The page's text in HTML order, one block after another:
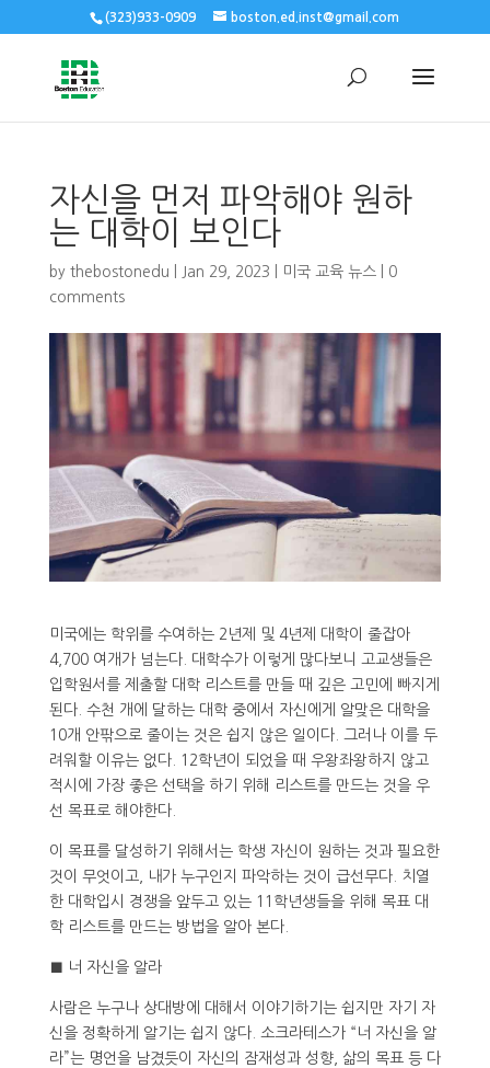
(323)933-0909 boston.ed.inst@gmail.com
자신을 먼저 파악해야 원하
는 대학이 보인다
by thebostonedu Jan 29, 2023 미국 교육 뉴스| 0
comments
미국에는 학위를 수여하는 2년제 및 4년제 대학이 줄잡아
4,700 여개가 넘는다. 대학수가 이렇게 많다보니 고교생들은
입학원서를 제출할 대학 리스트를 만들 때 깊은 고민에 빠지게
된다. 수천 개에 달하는 대학 중에서 자신에게 알맞은 대학을
10개 안팎으로 줄이는 것은 쉽지 않은 일이다. 그러나 이를 두
려워할 이유는 없다. 12학년이 되었을 때 우왕좌왕하지 않고
적시에 가장 좋은 선택을 하기 위해 리스트를 만드는 것을 우
선 목표로 해야한다.
이 목표를 달성하기 위해서는 학생 자신이 원하는 것과 필요한
것이 무엇이고, 내가 누구인지 파악하는 것이 급선무다. 치열
한 대학입시 경쟁을 앞두고 있는 11학년생들을 위해 목표 대
학 리스트를 만드는 방법을 알아 본다.
■ 너 자신을 알라
사람은 누구나 상대방에 대해서 이야기하기는 쉽지만 자기 자
신을 정확하게 알기는 쉽지 않다. 소크라테스가 “너 자신을 알
라”는 명언을 남겼듯이 자신의 잠재성과 성향, 삶의 목표 등 다